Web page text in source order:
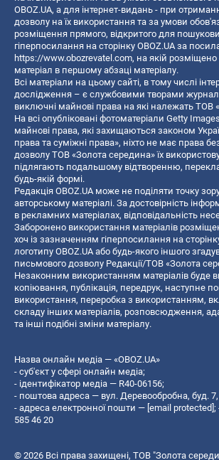
OBOZ.UA, а для інтернет-видань - при
дозволу на їх використання та за умови
розміщення прямого, відкритого для
гіперпосилання на сторінку OBOZ.UA за
https://www.obozrevatel.com, на якій
матеріал в першому абзаці матеріалу.
Всі матеріали на цьому сайті, в тому числі
дослідження – є службовими творами
виключні майнові права на які належать ТОВ
На всі опубліковані фотоматеріали Getty
майнові права, які захищаються законом
права та суміжні права», ніхто не має права
дозволу ТОВ «Золота середина» їх
підлягають подальшому відтворенню,
будь-якій формі.
Редакція OBOZ.UA може не поділяти точку
авторському матеріалі. За достовірність
в рекламних матеріалах, відповідальність
Заборонено використання матеріалів
хоч із зазначенням гіперпосилання на
логотипу OBOZ.UA або будь-якого іншого
письмового дозволу Редакції/ТОВ «Золота
Незаконним використанням матеріалів буде
копiювання, публiкацiя, передрук, наступне
використання, переробка з використанням,
складу інших матеріалів, розповсюдження,
та інші подібні зміни матеріалу.
Назва онлайн медіа — «OBOZ.UA»
- суб'єкт у сфері онлайн медіа;
- ідентифікатор медіа — R40-06156;
- поштова адреса — вул. Деревообробна, буд. 7,
- адреса електронної пошти — [email protected] ;
585 46 20
© 2026 Всі права захищені, ТОВ "Золота